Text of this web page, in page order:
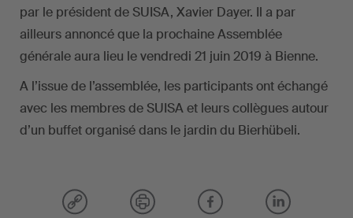
par le président de SUISA, Xavier Dayer. Il a par
ailleurs annoncé que la prochaine Assemblée
générale aura lieu le vendredi 21 juin 2019 à Bienne.
A l’issue de l’assemblée, les participants ont échangé
avec les membres de SUISA et leurs collègues autour
d’un buffet organisé dans le jardin du Bierhübeli.